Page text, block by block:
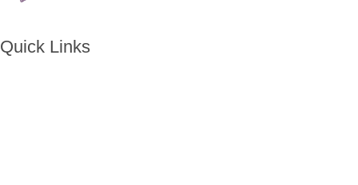
Quick Links